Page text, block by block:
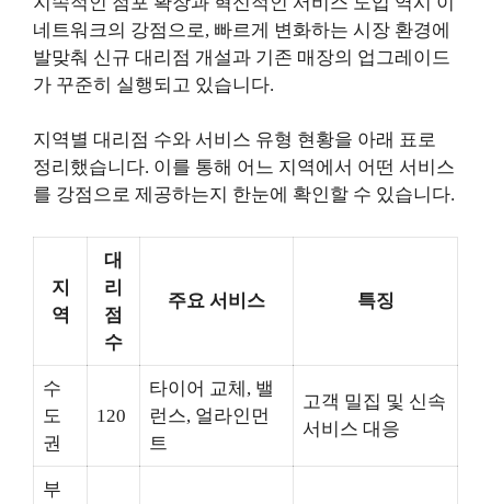
네트워크의 강점으로, 빠르게 변화하는 시장 환경에
발맞춰 신규 대리점 개설과 기존 매장의 업그레이드
가 꾸준히 실행되고 있습니다.
지역별 대리점 수와 서비스 유형 현황을 아래 표로
정리했습니다. 이를 통해 어느 지역에서 어떤 서비스
를 강점으로 제공하는지 한눈에 확인할 수 있습니다.
지
역
대
리
점
수
주요 서비스 특징
수
도
권
120
타이어 교체, 밸
런스, 얼라인먼
트
고객 밀집 및 신속
서비스 대응
부